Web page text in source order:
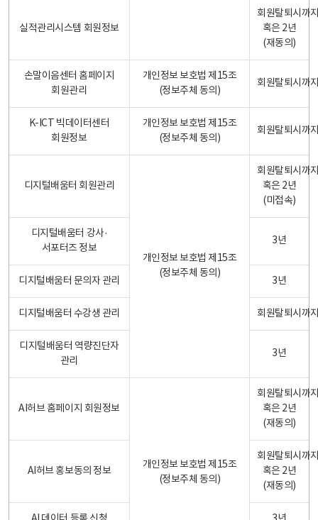
실적관리시스템 회원정보
회원탈퇴시까
혹은 2년
(재동의)
손말이음센터 홈페이지
회원관리
개인정보 보호법 제15조
(정보주체 동의)
회원탈퇴시까
K-ICT 빅데이터센터
회원정보
개인정보 보호법 제15조
(정보주체 동의)
회원탈퇴시까
디지털배움터 회원관리
개인정보 보호법 제15조
(정보주체 동의)
회원탈퇴시까
혹은 2년
(미접속)
디지털배움터 강사·
서포터즈 정보
3년
디지털배움터 문의자 관리 3년
디지털배움터 수강생 관리 회원탈퇴시까
디지털배움터 역량진단자
관리
3년
AI허브 홈페이지 회원정보
개인정보 보호법 제15조
(정보주체 동의)
회원탈퇴시까
혹은 2년
(재동의)
AI허브 홍보동의 정보
회원탈퇴시까
혹은 2년
(재동의)